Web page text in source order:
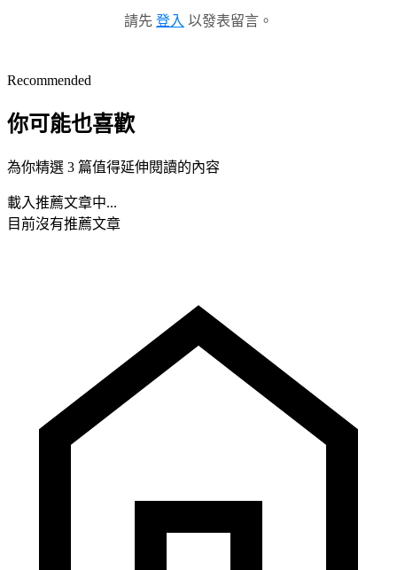
請先 登入 以發表留言。
Recommended
你可能也喜歡
為你精選 3 篇值得延伸閱讀的內容
載入推薦文章中...
目前沒有推薦文章